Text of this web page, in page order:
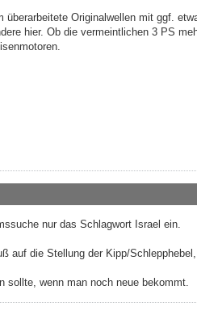
überarbeitete Originalwellen mit ggf.
hier. Ob die vermeintlichen 3 PS
nur das Schlagwort Israel ein.
auf die Stellung der Kipp/Schlepphebel,
sollte, wenn man noch neue bekommt.